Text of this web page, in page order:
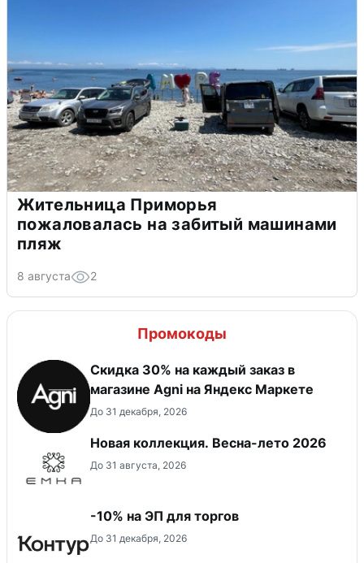
Жительница Приморья
пожаловалась на забитый машинами
пляж
8 августа 2
Промокоды
Скидка 30% на каждый заказ в
магазине Agni на Яндекс Маркете
До 31 декабря, 2026
Новая коллекция. Весна-лето 2026
До 31 августа, 2026
-10% на ЭП для торгов
До 31 декабря, 2026